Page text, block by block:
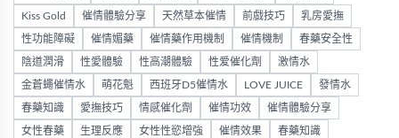
Kiss Gold 催情體驗分享 天然草本催情 前戲技巧 乳房愛撫
性功能障礙 催情媚藥 催情藥作用機制 催情機制 春藥安全性
陰道潤滑 性愛體驗 性高潮體驗 性爱催化劑 激情水
金蒼蠅催情水 萌花魁 西班牙D5催情水 LOVE JUICE 發情水
春藥知識 愛撫技巧 情感催化劑 催情功效 催情體驗分享
女性春藥 生理反應 女性性慾增強 催情效果 春藥知識